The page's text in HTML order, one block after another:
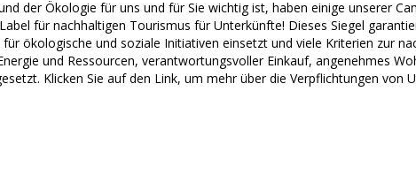
der Ökologie für uns und für Sie wichtig ist, haben einige unserer
für nachhaltigen Tourismus für Unterkünfte! Dieses Siegel
ökologische und soziale Initiativen einsetzt und viele Kriterien zur
und Ressourcen, verantwortungsvoller Einkauf, angenehmes
Klicken Sie auf den Link, um mehr über die Verpflichtungen von